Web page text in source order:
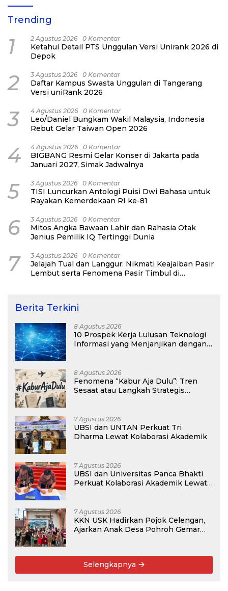
Trending
1 2 Agustus 2026 0 Komentar
Ketahui Detail PTS Unggulan Versi Unirank 2026 di
Depok
2 3 Agustus 2026 0 Komentar
Daftar Kampus Swasta Unggulan di Tangerang
Versi uniRank 2026
3 4 Agustus 2026 0 Komentar
Leo/Daniel Bungkam Wakil Malaysia, Indonesia
Rebut Gelar Taiwan Open 2026
4 4 Agustus 2026 0 Komentar
BIGBANG Resmi Gelar Konser di Jakarta pada
Januari 2027, Simak Jadwalnya
5 3 Agustus 2026 0 Komentar
TISI Luncurkan Antologi Puisi Dwi Bahasa untuk
Rayakan Kemerdekaan RI ke-81
6 3 Agustus 2026 0 Komentar
Mitos Angka Bawaan Lahir dan Rahasia Otak
Jenius Pemilik IQ Tertinggi Dunia
7 3 Agustus 2026 0 Komentar
Jelajah Tual dan Langgur: Nikmati Keajaiban Pasir
Lembut serta Fenomena Pasir Timbul di
Berita Terkini
8 Agustus 2026
10 Prospek Kerja Lulusan Teknologi
Informasi yang Menjanjikan dengan
8 Agustus 2026
Fenomena “Kabur Aja Dulu”: Tren
Sesaat atau Langkah Strategis
7 Agustus 2026
UBSI dan UNTAN Perkuat Tri
Dharma Lewat Kolaborasi Akademik
7 Agustus 2026
UBSI dan Universitas Panca Bhakti
Perkuat Kolaborasi Akademik Lewat
7 Agustus 2026
KKN USK Hadirkan Pojok Celengan,
Ajarkan Anak Desa Pohroh Gemar
Selengkapnya